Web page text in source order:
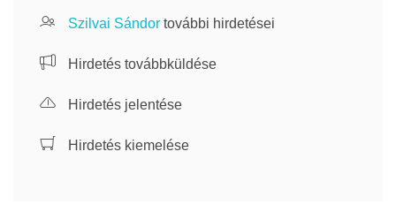
Szilvai Sándor további hirdetései
Hirdetés továbbküldése
Hirdetés jelentése
Hirdetés kiemelése